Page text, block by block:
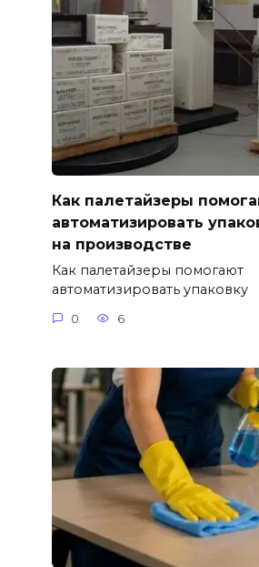
Как палетайзеры
автоматизировать
на производстве
Как палетайзеры помогают
автоматизировать упаковку
0 6